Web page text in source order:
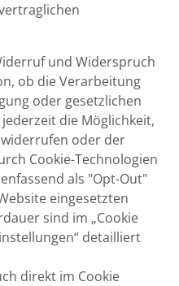
und Widerspruch
ob die Verarbeitung
oder gesetzlichen
die Möglichkeit,
oder der
Cookie-Technologien
als "Opt-Out"
eingesetzten
sind im „Cookie
detailliert
direkt im Cookie